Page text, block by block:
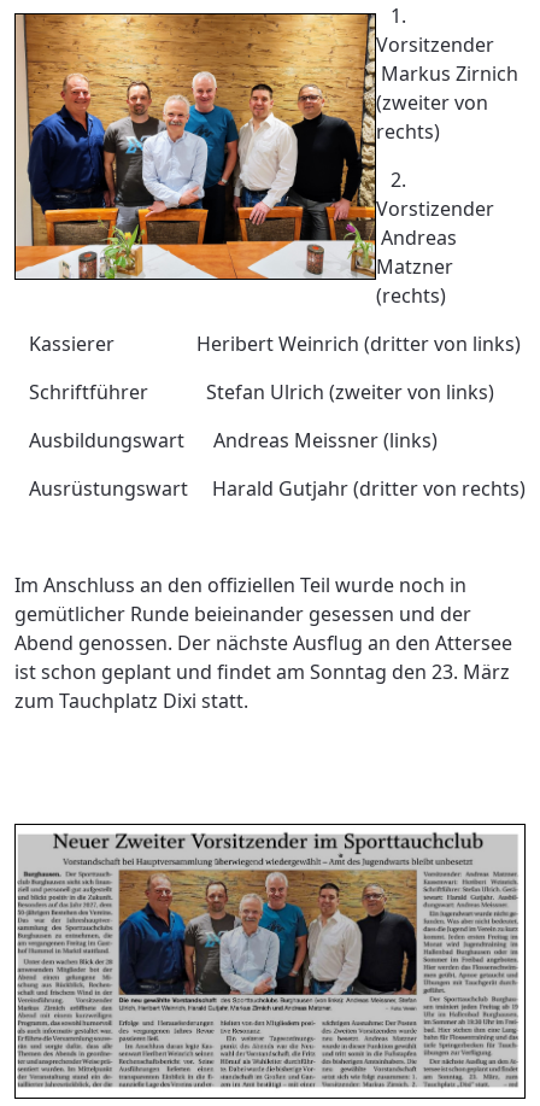
1.
Vorsitzender
Markus Zirnich
(zweiter von
rechts)
2.
Vorstizender
Andreas
Matzner
(rechts)
Kassierer Heribert Weinrich (dritter von links)
Schriftführer Stefan Ulrich (zweiter von links)
Ausbildungswart Andreas Meissner (links)
Ausrüstungswart Harald Gutjahr (dritter von rechts)
Im Anschluss an den offiziellen Teil wurde noch in
gemütlicher Runde beieinander gesessen und der
Abend genossen. Der nächste Ausflug an den Attersee
ist schon geplant und findet am Sonntag den 23. März
zum Tauchplatz Dixi statt.